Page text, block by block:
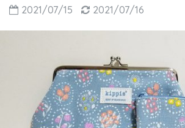
2021/07/15 2021/07/16